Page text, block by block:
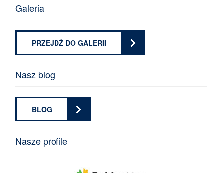
Galeria
PRZEJDŹ DO GALERII
Nasz blog
BLOG
Nasze profile